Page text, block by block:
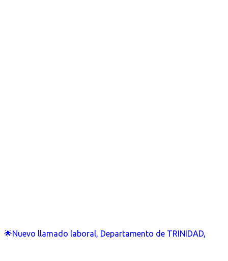
🌟Nuevo llamado laboral, Departamento de TRINIDAD,